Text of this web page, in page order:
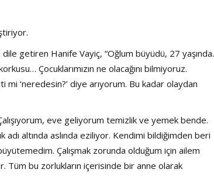
dile getiren Hanife Vayiç, “Oğlum büyüdü, 27 yaşında.
Çocuklarımızın ne olacağını bilmiyoruz.
mi ‘neredesin?’ diye arıyorum. Bu kadar olaydan
eve geliyorum temizlik ve yemek bende.
adı altında aslında eziliyor. Kendimi bildiğimden beri
Çalışmak zorunda olduğum için ailem
Tüm bu zorlukların içerisinde bir anne olarak